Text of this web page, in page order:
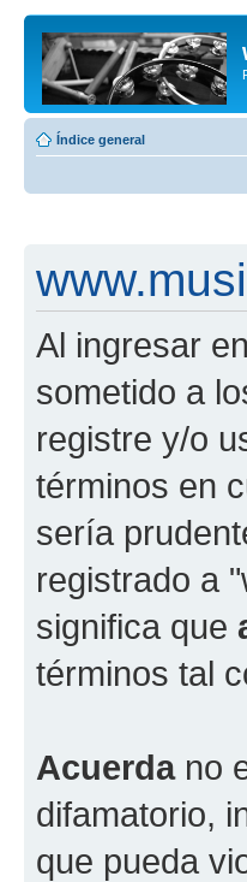
Índice general
Al ingresar
sometido a
registre y/o
términos en
sería
registrado a
significa que
términos tal
Acuerdano
difamatorio,
que pueda